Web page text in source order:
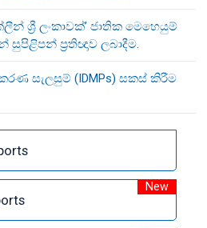
ශ්‍රී ලංකාවක්’ ජාතික මෙහෙයුම්
ප්‍රතිඥාව ලබාදීම.
සැලසුම් (IDMPs) සකස් කිරීම
New